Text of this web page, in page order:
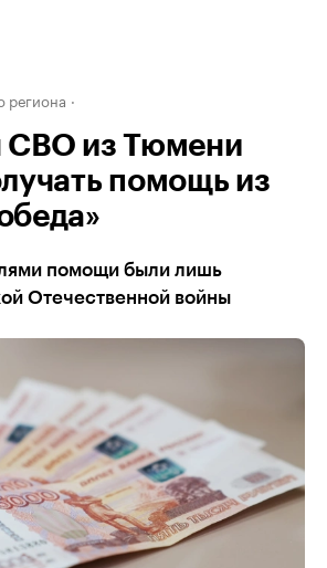
региона
СВО из Тюмени
помощь из
помощи были лишь
Отечественной войны